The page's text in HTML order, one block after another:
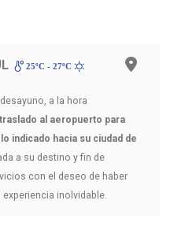
25ºC - 27ºC
a la hora
traslado al aeropuerto para
indicado hacia su ciudad de
a su destino y fin de
con el deseo de haber
experiencia inolvidable.